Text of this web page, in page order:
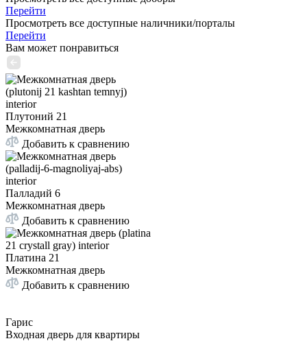
Перейти
Просмотреть все доступные наличники/порталы
Перейти
Вам может понравиться
Плутоний 21
Межкомнатная дверь
Добавить к сравнению
Палладий 6
Межкомнатная дверь
Добавить к сравнению
Платина 21
Межкомнатная дверь
Добавить к сравнению
Гарис
Входная дверь для квартиры